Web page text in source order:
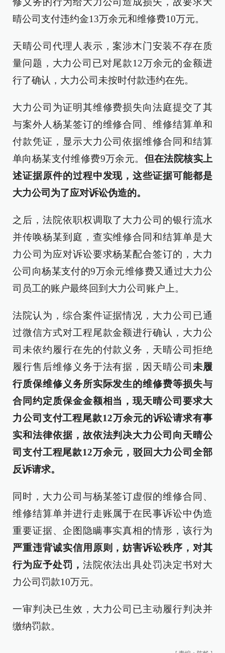
晴公司支付违约金13万余元和维修费10万元。
天晴公司代理人表示，案涉木门安装不存在质
量问题，大力公司已对尾款12万余元的金额进
行了确认，大力公司未按时付款违约在先。
大力公司为证明其维修费损失向法庭提交了其
与案外人杨某签订的维修合同、维修结算单和
付款凭证，显示大力公司依据维修合同和结算
单向杨某支付维修费9万余元。 但在法院核实上
述证据原件的过程中发现，这些证据可能都是
大力公司为了应对诉讼伪造的。
之后，法院依职权调取了大力公司的银行流水
并传唤杨某到庭，查实维修合同和结算单是大
力公司为应对诉讼要求杨某配合签订的，大力
公司向杨某支付的9万余元维修费又通过大力公
司员工的账户最终回到大力公司账户上。
法院认为，综合案件证据情况，大力公司已通
过微信方式对工程尾款金额进行确认，大力公
司未依约履行在先的付款义务，天晴公司拒绝
履行售后维修义务于法有据，因天晴公司 未履
行质保维修义务所实际发生的维修费等损失与
合同约定质保金金额相当，现天晴公司要求大
力公司支付工程尾款12万余元的诉讼请求有事
实和法律依据，故依法判决大力公司向天晴公
司支付工程尾款12万余元，驳回大力公司全部
反诉请求。
同时，大力公司与杨某签订虚假的维修合同、
维修结算单并进行走账属于在民事诉讼中伪造
重要证据、企图隐瞒事实真相的情形，该行为
严重违背诚实信用原则，妨害诉讼秩序，对其
行为应予处罚， 法院依法出具处罚决定书对大
力公司罚款10万元。
一审判决已生效，大力公司已主动履行判决并
缴纳罚款。